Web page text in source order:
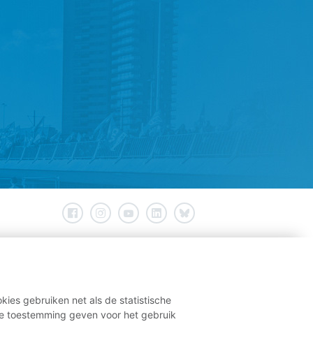
gebruiken net als de statistische
toestemming geven voor het gebruik